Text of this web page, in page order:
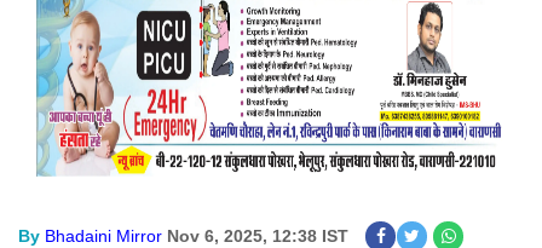
By Bhadaini Mirror Nov 6, 2025, 12:38 IST